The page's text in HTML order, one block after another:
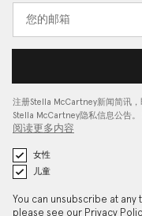
注册Stella McCartney新闻简讯
Stella McCartney隐私信息公告
阅读更多内容
女性
儿童
You can unsubscribe at
please see our Privacy